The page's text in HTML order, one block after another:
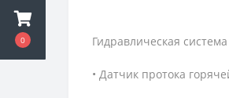
0 Гидравлическая система
• Датчик протока